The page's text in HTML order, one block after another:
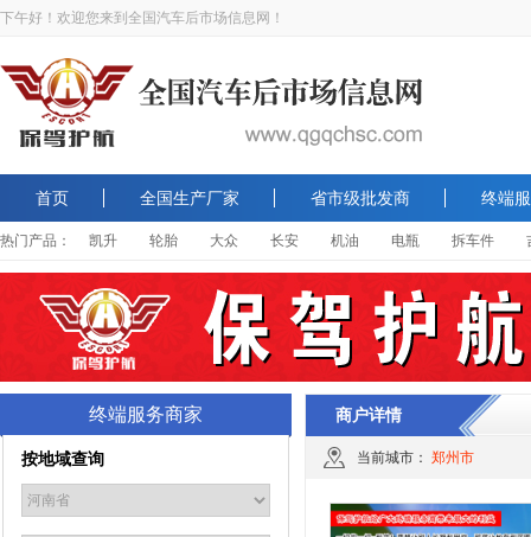
下午好！欢迎您来到全国汽车后市场信息网！
首页 全国生产厂家 省市级批发商 终端
热门产品： 凯升 轮胎 大众 长安 机油 电瓶 拆车件
终端服务商家
按地域查询
商户详情
当前城市： 郑州市